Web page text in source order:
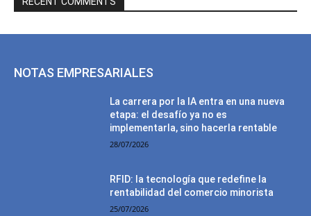
NOTAS EMPRESARIALES
La carrera por la IA entra en una nueva
etapa: el desafío ya no es
implementarla, sino hacerla rentable
28/07/2026
RFID: la tecnología que redefine la
rentabilidad del comercio minorista
25/07/2026